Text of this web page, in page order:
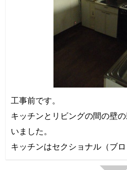
工事前です。
キッチンとリビングの間の壁
いました。
キッチンはセクショナル（ブ